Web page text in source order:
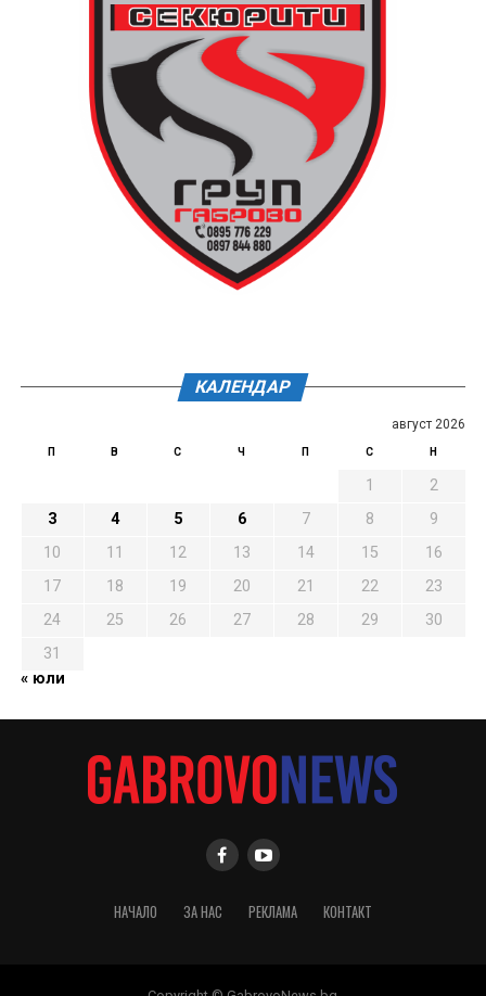
КАЛЕНДАР
август 2026
П В С Ч П С Н
1
2
3
4 5 6 7 8
9
10
11 12 13 14 15
16
17
18 19 20 21 22
23
24
25 26 27 28 29
30
31
« юли
НАЧАЛО ЗА НАС РЕКЛАМА КОНТАКТ